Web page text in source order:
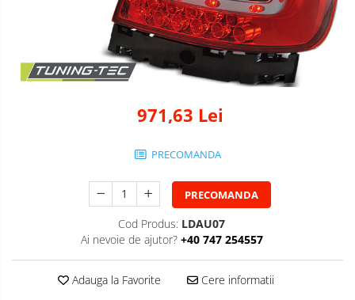
971,63 Lei
PRECOMANDA
PRECOMANDA
Cod Produs: LDAU07
Ai nevoie de ajutor? +40 747 254557
Adauga la Favorite Cere informatii